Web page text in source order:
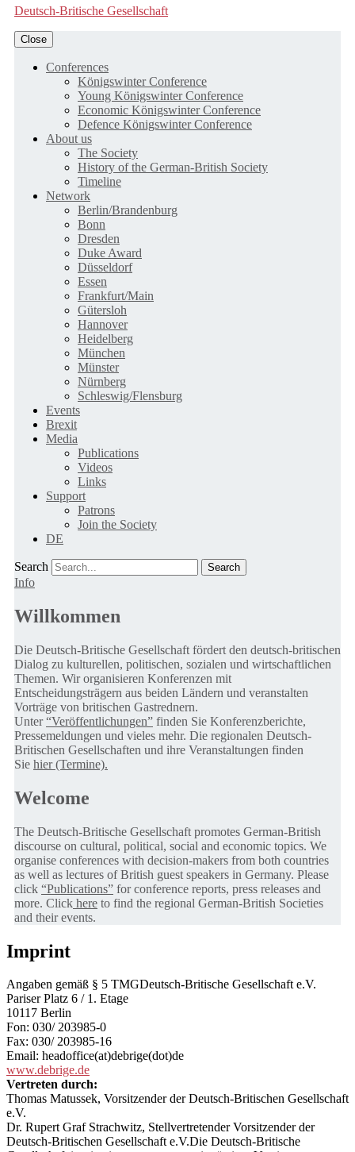
Deutsch-Britische Gesellschaft
Close
Conferences
Königswinter Conference
Young Königswinter Conference
Economic Königswinter Conference
Defence Königswinter Conference
About us
The Society
History of the German-British Society
Timeline
Network
Berlin/Brandenburg
Bonn
Dresden
Duke Award
Düsseldorf
Essen
Frankfurt/Main
Gütersloh
Hannover
Heidelberg
München
Münster
Nürnberg
Schleswig/Flensburg
Events
Brexit
Media
Publications
Videos
Links
Support
Patrons
Join the Society
DE
Search
Info
Willkommen
Die Deutsch-Britische Gesellschaft fördert den deutsch-britischen
Dialog zu kulturellen, politischen, sozialen und wirtschaftlichen
Themen. Wir organisieren Konferenzen mit
Entscheidungsträgern aus beiden Ländern und veranstalten
Vorträge von britischen Gastrednern.
Unter“Veröffentlichungen” finden Sie Konferenzberichte,
Pressemeldungen und vieles mehr. Die regionalen Deutsch-
Britischen Gesellschaften und ihre Veranstaltungen finden
Sie hier (Termine).
Welcome
The Deutsch-Britische Gesellschaft promotes German-British
discourse on cultural, political, social and economic topics. We
organise conferences with decision-makers from both countries
as well as lectures of British guest speakers in Germany. Please
click “Publications” for conference reports, press releases and
more. Click here to find the regional German-British Societies
and their events.
Imprint
Angaben gemäß § 5 TMGDeutsch-Britische Gesellschaft e.V.
Pariser Platz 6 / 1. Etage
10117 Berlin
Fon: 030/ 203985-0
Fax: 030/ 203985-16
Email: headoffice(at)debrige(dot)de
www.debrige.de
Vertreten durch:
Thomas Matussek, Vorsitzender der Deutsch-Britischen Gesellschaft
e.V.
Dr. Rupert Graf Strachwitz, Stellvertretender Vorsitzender der
Deutsch-Britischen Gesellschaft e.V.Die Deutsch-Britische